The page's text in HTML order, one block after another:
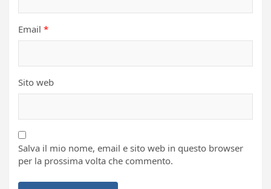
Email *
Sito web
Salva il mio nome, email e sito web in questo browser
per la prossima volta che commento.